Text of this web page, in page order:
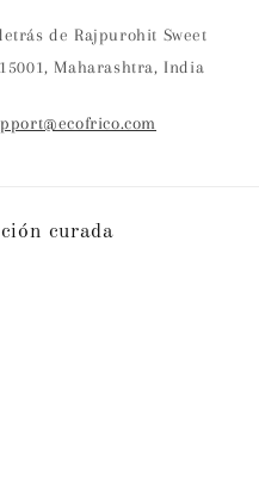
de Rajpurohit Sweet
Maharashtra, India
curada